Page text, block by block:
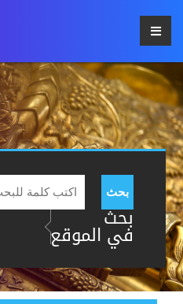
بحث
بحث
في الموقع